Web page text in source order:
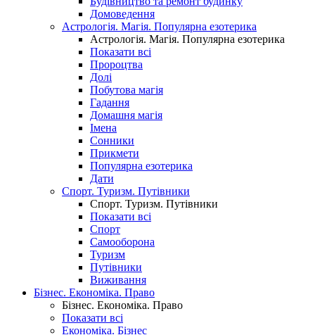
Домоведення
Астрологія. Магія. Популярна езотерика
Астрологія. Магія. Популярна езотерика
Показати всі
Пророцтва
Долі
Побутова магія
Гадання
Домашня магія
Імена
Сонники
Прикмети
Популярна езотерика
Дати
Спорт. Туризм. Путівники
Спорт. Туризм. Путівники
Показати всі
Спорт
Самооборона
Туризм
Путівники
Виживання
Бізнес. Економіка. Право
Бізнес. Економіка. Право
Показати всі
Економіка. Бізнес